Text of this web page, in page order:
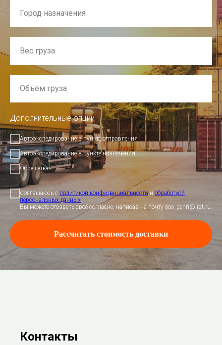
Дополнительные опции
Автоэкспедирование в пункте отправления
Автоэкспедирование в пункте назначения
Обрешетка
Соглашаюсь с политикой конфиденциальности и обработкой
персональных данных.
Вы можете отозвать своё согласие, написав на почту ooo_genri@list.ru.
Рассчитать стоимость доставки
Контакты